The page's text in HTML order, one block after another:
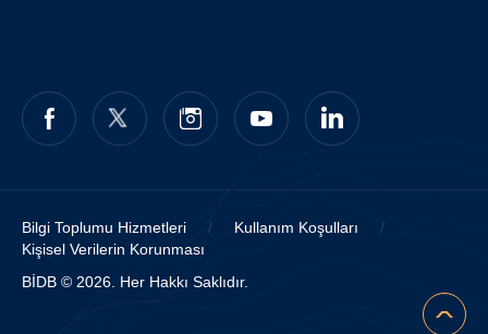
Bilgi Toplumu Hizmetleri / Kullanım Koşulları
/
Kişisel Verilerin Korunması
BİDB © 2026. Her Hakkı Saklıdır.